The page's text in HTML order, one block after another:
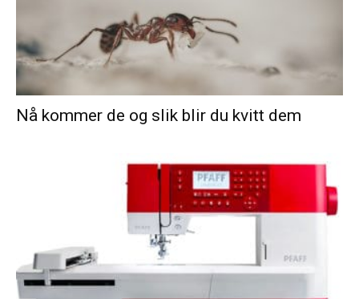
Nå kommer de og slik blir du kvitt dem